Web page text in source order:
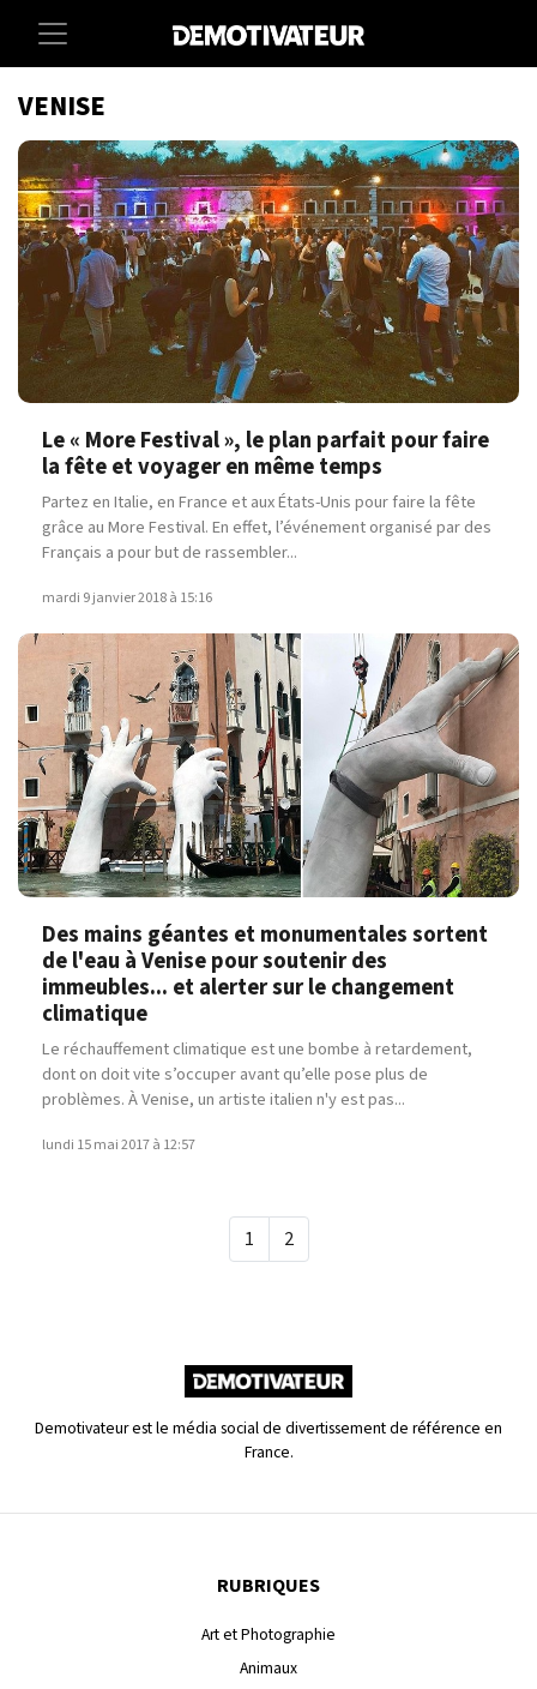
VENISE
Le « More Festival », le plan parfait pour faire
la fête et voyager en même temps
Partez en Italie, en France et aux États-Unis pour faire la fête
grâce au More Festival. En effet, l’événement organisé par des
Français a pour but de rassembler...
mardi 9 janvier 2018 à 15:16
Des mains géantes et monumentales sortent
de l'eau à Venise pour soutenir des
immeubles... et alerter sur le changement
climatique
Le réchauffement climatique est une bombe à retardement,
dont on doit vite s’occuper avant qu’elle pose plus de
problèmes. À Venise, un artiste italien n'y est pas...
lundi 15 mai 2017 à 12:57
1 2
Demotivateur est le média social de divertissement de référence en
France.
RUBRIQUES
Art et Photographie
Animaux